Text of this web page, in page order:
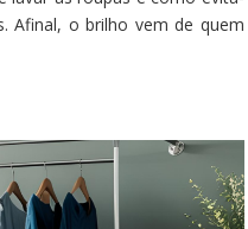
Afinal, o brilho vem de quem